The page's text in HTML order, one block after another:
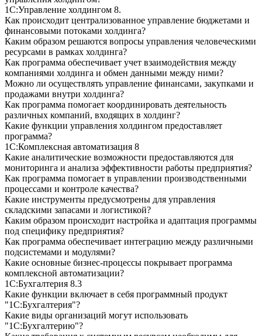
1С:Управление холдингом 8.
Как происходит централизованное управление бюджетами и
финансовыми потоками холдинга?
Каким образом решаются вопросы управления человеческими
ресурсами в рамках холдинга?
Как программа обеспечивает учет взаимодействия между
компаниями холдинга и обмен данными между ними?
Можно ли осуществлять управление финансами, закупками и
продажами внутри холдинга?
Как программа помогает координировать деятельность
различных компаний, входящих в холдинг?
Какие функции управления холдингом предоставляет
программа?
1С:Комплексная автоматизация 8
Какие аналитические возможности предоставляются для
мониторинга и анализа эффективности работы предприятия?
Как программа помогает в управлении производственными
процессами и контроле качества?
Какие инструменты предусмотрены для управления
складскими запасами и логистикой?
Каким образом происходит настройка и адаптация программы
под специфику предприятия?
Как программа обеспечивает интеграцию между различными
подсистемами и модулями?
Какие основные бизнес-процессы покрывает программа
комплексной автоматизации?
1С:Бухгалтерия 8.3
Какие функции включает в себя программный продукт
"1С:Бухгалтерия"?
Какие виды организаций могут использовать
"1С:Бухгалтерию"?